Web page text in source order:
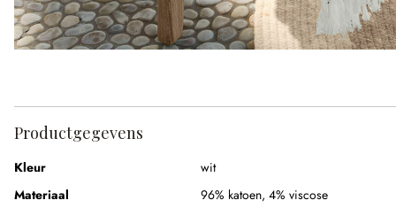
Productgegevens
Kleur
wit
Materiaal
96% katoen, 4% viscose